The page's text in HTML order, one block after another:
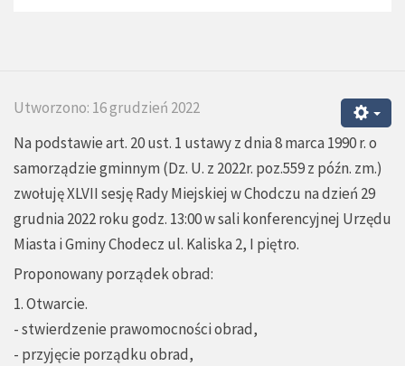
Utworzono: 16 grudzień 2022
Na podstawie art. 20 ust. 1 ustawy z dnia 8 marca 1990 r. o
samorządzie gminnym (Dz. U. z 2022r. poz.559 z późn. zm.)
zwołuję XLVII sesję Rady Miejskiej w Chodczu na dzień 29
grudnia 2022 roku godz. 13:00 w sali konferencyjnej Urzędu
Miasta i Gminy Chodecz ul. Kaliska 2, I piętro.
Proponowany porządek obrad:
1. Otwarcie.
- stwierdzenie prawomocności obrad,
- przyjęcie porządku obrad,